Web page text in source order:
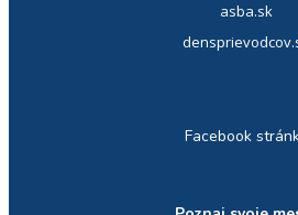
asba.sk
Facebook